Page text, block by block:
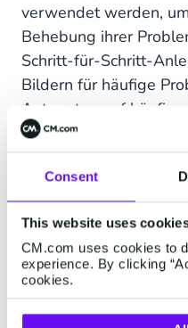
Consent
This website uses
CM.com uses cookies to
experience. By clicking
cookies.
verwendet werden,
Behebung ihrer
Schritt-für-Schritt-
Bildern für häufige
Antworten auf häufig
zu Informationsseiten
Ihren Kundensupport
Wie richtet
WhatsApp-
Nachrichten